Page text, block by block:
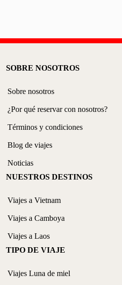
SOBRE NOSOTROS
Sobre nosotros
¿Por qué reservar con nosotros?
Términos y condiciones
Blog de viajes
Noticias
NUESTROS DESTINOS
Viajes a Vietnam
Viajes a Camboya
Viajes a Laos
TIPO DE VIAJE
Viajes Luna de miel